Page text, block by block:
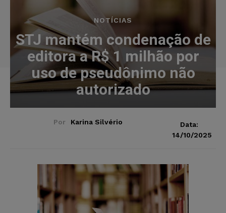
NOTÍCIAS
STJ mantém condenação de
editora a R$ 1 milhão por
uso de pseudônimo não
autorizado
Por Karina Silvério
Data:
14/10/2025